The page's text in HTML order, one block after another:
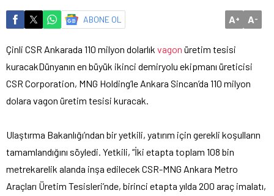
ABONE OL A+ A-
Çinli CSR Ankarada 110 milyon dolarlık vagon üretim tesisi
kuracakDünyanın en büyük ikinci demiryolu ekipmanı üreticisi
CSR Corporation, MNG Holding’le Ankara Sincan’da 110 milyon
dolara vagon üretim tesisi kuracak.
Ulaştırma Bakanlığı’ndan bir yetkili, yatırım için gerekli koşulların
tamamlandığını söyledi. Yetkili, “İki etapta toplam 108 bin
metrekarelik alanda inşa edilecek CSR-MNG Ankara Metro
Araçları Üretim Tesisleri’nde, birinci etapta yılda 200 araç imalatı,